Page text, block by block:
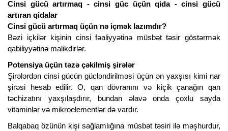
Cinsi gücü artırmaq - cinsi güc üçün qida - cinsi gücü
artıran qidalar
Cinsi gücü artırmaq üçün nə içmək lazımdır?
Bəzi içkilər kişinin cinsi fəaliyyətinə müsbət təsir göstərmək
qabiliyyətinə malikdirlər.
Potensiya üçün təzə çəkilmiş şirələr
Şirələrdən cinsi gücün gücləndirilməsi üçün ən yaxşısı kimi nar
şirəsi hesab edilir. O, qan dövranını və kiçik çanağın qan
təchizatını yaxşılaşdırır, bundan əlavə onda çoxlu sayda
vitaminlər və mikroelementlər də vardır.
Balqabaq özünün kişi sağlamlığına müsbət təsiri ilə məşhurdur,